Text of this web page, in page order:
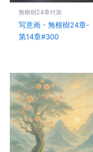
無根樹24章付加
写意画・無根樹24章-
第14章#300